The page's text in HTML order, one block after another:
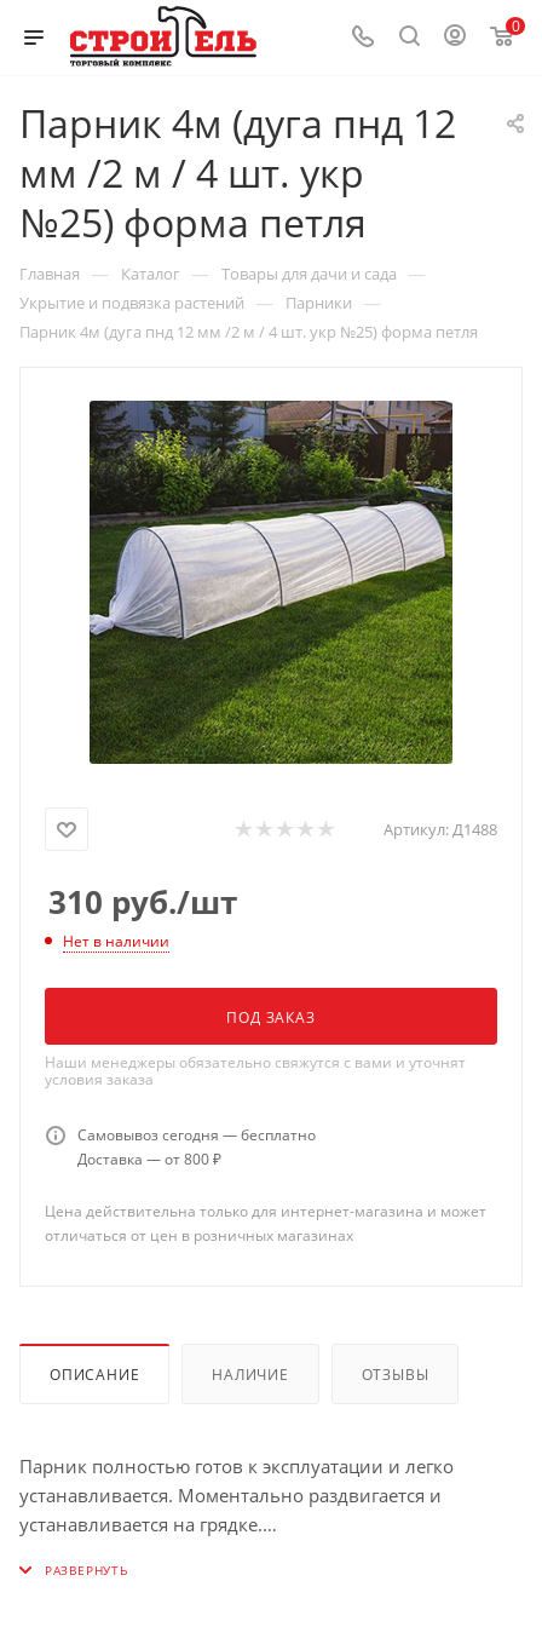
0
Парник 4м (дуга пнд 12
мм /2 м / 4 шт. укр
№25) форма петля
Главная — Каталог — Товары для дачи и сада —
Укрытие и подвязка растений — Парники —
Парник 4м (дуга пнд 12 мм /2 м / 4 шт. укр №25) форма петля
Артикул:Д1488
310 руб./шт
Нет в наличии
ПОД ЗАКАЗ
Наши менеджеры обязательно свяжутся с вами и уточнят
условия заказа
Самовывоз сегодня — бесплатно
Доставка — от 800 ₽
Цена действительна только для интернет-магазина и может
отличаться от цен в розничных магазинах
ОПИСАНИЕ НАЛИЧИЕ ОТЗЫВЫ
Парник полностью готов к эксплуатации и легко
устанавливается. Моментально раздвигается и
устанавливается на грядке.
вшитых в укрывной материал №25 (ширина материала